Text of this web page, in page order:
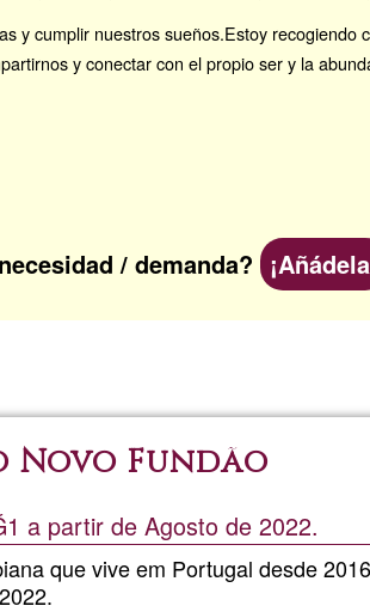
y cumplir nuestros sueños.Estoy
y conectar con el propio ser y la
/ demanda?
Novo Fundão
a partir de Agosto de 2022.
que vive em Portugal desde